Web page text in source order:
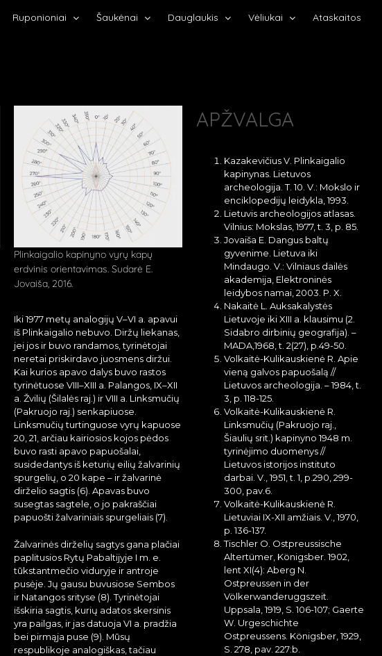
Ruponioniai Šaukėnai Dauglaukis Vėliukai Ataskaitos
Plinkaigalio kapinyno vyrų kapų
erdvinis orientavimas. Sudarė E.
Jovaiša, 2016.
Iki 1977 metų analogijų V–VI a. apavui
iš Plinkaigalio nebuvo. Diržų liekanas,
jei jos ir buvo randamos, tyrinėtojai
neretai priskirdavo juosmens diržui.
Kai kurios apavo dalys buvo rastos
tyrinėtuose VIII–XIII a. Palangos, IX–XII
a. Žvilių (Šilalės raj.) ir VIII a. Linksmučių
(Pakruojo raj.) senkapiuose.
Linksmučių turtinguose vyrų kapuose
20, 21, arčiau kairiosios kojos pėdos
buvo rasti apavo papuošalai,
susidedantys iš keturių eilių žalvarinių
spurgelių, o 20 kape – ir žalvarinė
dirželio sagtis (6). Apavas buvo
susegtas sagtele, o jo pakraščiai
papuošti žalvariniais spurgeliais (7).
Žalvarinės dirželių sagtys gana plačiai
paplitusios Rytų Pabaltijyje I m. e.
tūkstantmečio viduryje ir antroje
pusėje. Jų gausu buvusiose Sembos
ir Natangos srityse (8). Tyrinėtojai
išskiria sagtis, kurių adatos skersinis
yra pailgas, ir jas datuoja VI a. pradžia
bei pirmąja puse (9). Mūsų
respublikoje analogiškas, tačiau
APŽVALGA
Kazakevičius V. Plinkaigalio
kapinynas. Lietuvos
archeologija. T. 10. V.: Mokslo ir
enciklopedijų leidykla, 1993.
Lietuvis archeologijos atlasas.
Vilnius: Mokslas, 1977, t. 3, p. 85.
Jovaiša E. Dangus baltų
gyvenime. Lietuva iki
Mindaugo. V.: Vilniaus dailės
akademija, Elektroninės
leidybos namai, 2003. P. X.
Nakaitė L. Auksakalystės
Lietuvoje iki XIII a. klausimu (2.
Sidabro dirbinių geografija). –
MADA,1968, t. 2(27), p.49-50.
Volkaitė-Kulikauskienė R. Apie
vieną galvos papuošalą //
Lietuvos archeologija. – 1984, t.
3, p. 118-125.
Volkaitė-Kulikauskienė R.
Linksmučių (Pakruojo raj.,
Šiaulių srit.) kapinyno 1948 m.
tyrinėjimo duomenys //
Lietuvos istorijos instituto
darbai. V., 1951, t. 1, p.290, 299-
300, pav.6.
Volkaitė-Kulikauskienė R.
Lietuviai IX-XII amžiais. V., 1970,
p. 136-137.
Tischler O. Ostpreussische
Altertümer, Königsber. 1902,
lent XI(4): Aberg N.
Ostpreussen in der
Völkerwanderuggszeit.
Uppsala, 1919, S. 106-107; Gaerte
W. Urgeschichte
Ostpreussens. Königsber, 1929,
S. 278, pav. 227:b.